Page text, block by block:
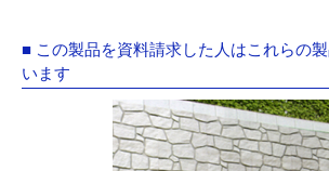
■ この製品を資料請求した人はこれらの
います